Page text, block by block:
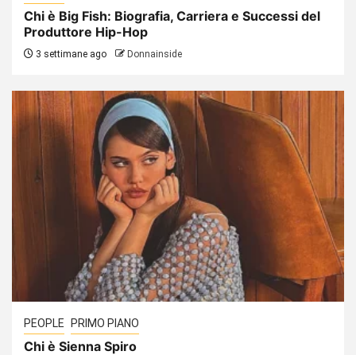
Chi è Big Fish: Biografia, Carriera e Successi del
Produttore Hip-Hop
3 settimane ago Donnainside
PEOPLE PRIMO PIANO
Chi è Sienna Spiro